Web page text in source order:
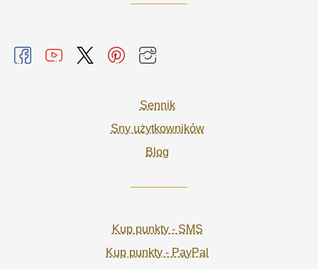
Sennik
Sny użytkowników
Blog
Kup punkty - SMS
Kup punkty - PayPal